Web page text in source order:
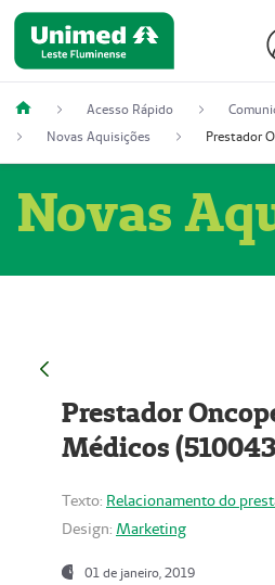
Acesso Rápido
Novas Aquisições
Novas
Prestador
Médicos
Texto: Relacionamento do
Design: Marketing
01 de janeiro, 2019